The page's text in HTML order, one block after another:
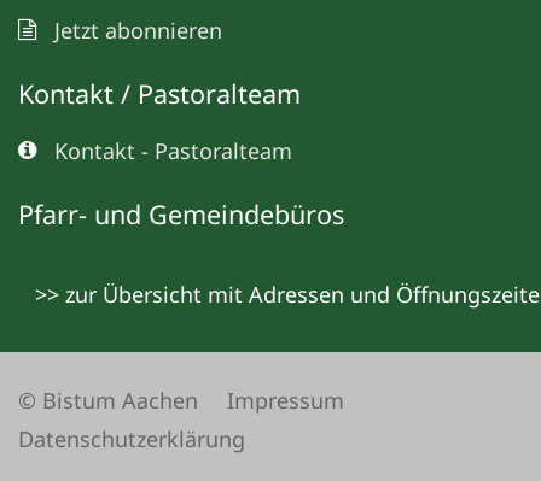
Jetzt abonnieren
Kontakt / Pastoralteam
Kontakt - Pastoralteam
Pfarr- und Gemeindebüros
>> zur Übersicht mit Adressen und
© Bistum Aachen
Impressum
Datenschutzerklärung